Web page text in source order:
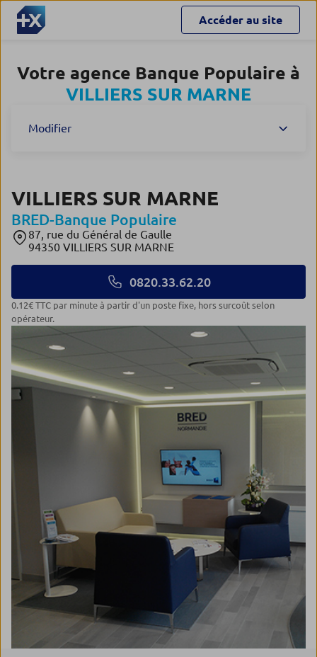
Accéder au site
Votre agence Banque Populaire à
VILLIERS SUR MARNE
Modifier
VILLIERS SUR MARNE
BRED-Banque Populaire
87, rue du Général de Gaulle
94350 VILLIERS SUR MARNE
0820.33.62.20
0.12€ TTC par minute à partir d'un poste fixe, hors surcoût selon
opérateur.